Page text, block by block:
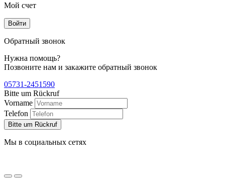
Мой счет
Войти
Обратный звонок
Нужна помощь?
Позвоните нам и закажите обратный звонок
05731-2451590
Bitte um Rückruf
Vorname
Telefon
Bitte um Rückruf
Мы в социальных сетях